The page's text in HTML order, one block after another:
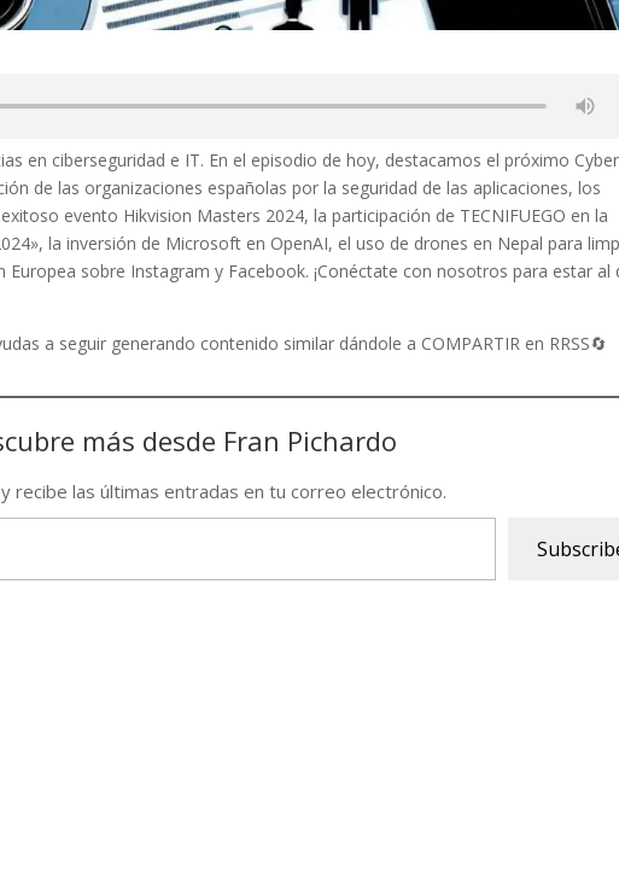
en ciberseguridad e IT. En el episodio de hoy, destacamos el próximo Cyber
de las organizaciones españolas por la seguridad de las aplicaciones, los
evento Hikvision Masters 2024, la participación de TECNIFUEGO en la
la inversión de Microsoft en OpenAI, el uso de drones en Nepal para
Europea sobre Instagram y Facebook. ¡Conéctate con nosotros para estar al
a seguir generando contenido similar dándole a COMPARTIR en RRSS🔄
más desde Fran Pichardo
recibe las últimas entradas en tu correo electrónico.